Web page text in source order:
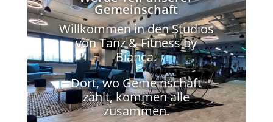
Gemeinschaft
Willkommen in den Studios
von Tanz & Fitness by
Bianca.
Dort, wo Gemeinschaft
zählt, kommen alle
zusammen.